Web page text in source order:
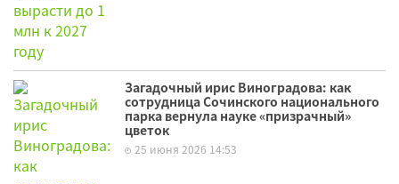
Загадочный ирис Виноградова: как
сотрудница Сочинского национального
парка вернула науке «призрачный»
цветок
25 июня 2026 14:53